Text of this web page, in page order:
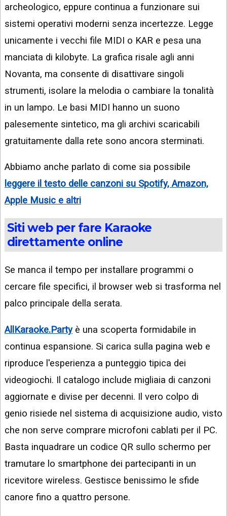
archeologico, eppure continua a funzionare sui
sistemi operativi moderni senza incertezze. Legge
unicamente i vecchi file MIDI o KAR e pesa una
manciata di kilobyte. La grafica risale agli anni
Novanta, ma consente di disattivare singoli
strumenti, isolare la melodia o cambiare la tonalità
in un lampo. Le basi MIDI hanno un suono
palesemente sintetico, ma gli archivi scaricabili
gratuitamente dalla rete sono ancora sterminati.
Abbiamo anche parlato di come sia possibile
leggere il testo delle canzoni su Spotify, Amazon,
Apple Music e altri
Siti web per fare Karaoke
direttamente online
Se manca il tempo per installare programmi o
cercare file specifici, il browser web si trasforma nel
palco principale della serata.
AllKaraoke.Partyè una scoperta formidabile in
continua espansione. Si carica sulla pagina web e
riproduce l'esperienza a punteggio tipica dei
videogiochi. Il catalogo include migliaia di canzoni
aggiornate e divise per decenni. Il vero colpo di
genio risiede nel sistema di acquisizione audio, visto
che non serve comprare microfoni cablati per il PC.
Basta inquadrare un codice QR sullo schermo per
tramutare lo smartphone dei partecipanti in un
ricevitore wireless. Gestisce benissimo le sfide
canore fino a quattro persone.